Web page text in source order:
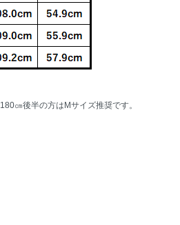
㎝後半の方はMサイズ推奨です。